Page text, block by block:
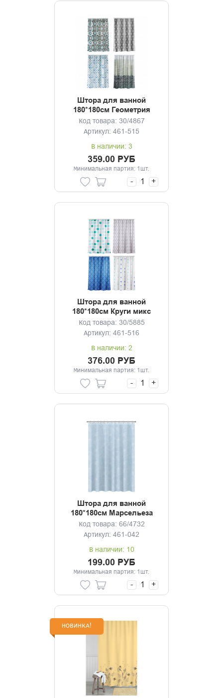
Штора для ванной
180*180см Геометрия
Код товара: 30/4867
Артикул: 461-515
В наличии: 3
359.00 РУБ
Минимальная партия: 1шт.
- +
Штора для ванной
180*180см Круги микс
Код товара: 30/5885
Артикул: 461-516
В наличии: 2
376.00 РУБ
Минимальная партия: 1шт.
- +
Штора для ванной
180*180см Марсельеза
микс
Код товара: 66/4732
Артикул: 461-042
В наличии: 10
199.00 РУБ
Минимальная партия: 1шт.
- +
НОВИНКА!